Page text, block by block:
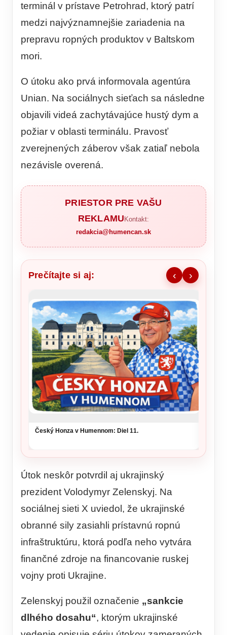
terminál v prístave Petrohrad, ktorý patrí
medzi najvýznamnejšie zariadenia na
prepravu ropných produktov v Baltskom
mori.
O útoku ako prvá informovala agentúra
Unian. Na sociálnych sieťach sa následne
objavili videá zachytávajúce hustý dym a
požiar v oblasti terminálu. Pravosť
zverejnených záberov však zatiaľ nebola
nezávisle overená.
PRIESTOR PRE VAŠU
REKLAMU Kontakt:
redakcia@humencan.sk
Prečítajte si aj: ‹ ›
Český Honza v Humennom: Diel 11.
Útok neskôr potvrdil aj ukrajinský
prezident Volodymyr Zelenskyj. Na
sociálnej sieti X uviedol, že ukrajinské
obranné sily zasiahli prístavnú ropnú
infraštruktúru, ktorá podľa neho vytvára
finančné zdroje na financovanie ruskej
vojny proti Ukrajine.
Zelenskyj použil označenie „sankcie
dlhého dosahu“, ktorým ukrajinské